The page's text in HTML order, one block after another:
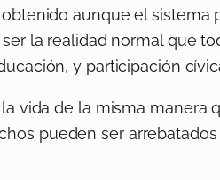
aunque el sistema
la realidad normal que
y participación
vida de la misma manera
pueden ser